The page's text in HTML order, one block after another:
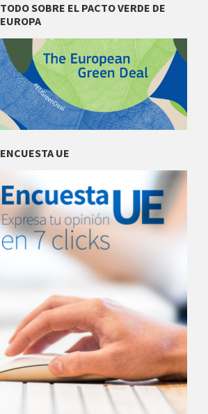
TODO SOBRE EL PACTO VERDE DE
EUROPA
ENCUESTA UE